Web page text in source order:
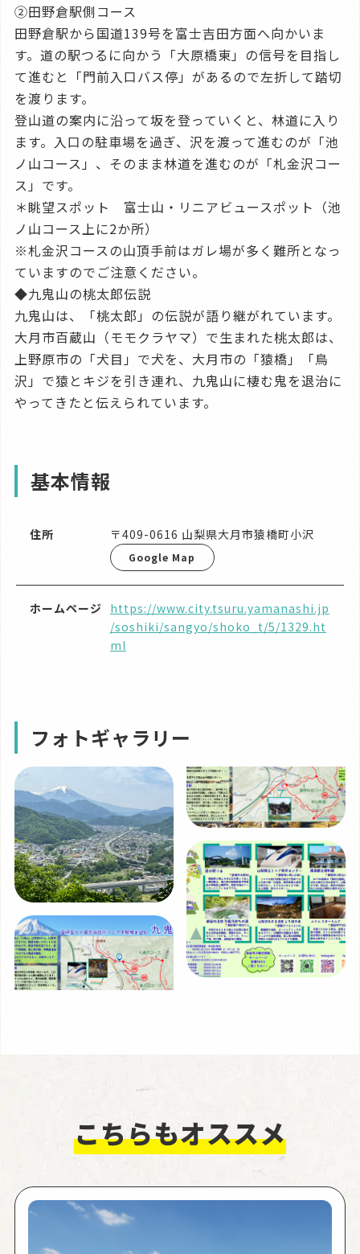
②田野倉駅側コース
田野倉駅から国道139号を富士吉田方面へ向かいま
す。道の駅つるに向かう「大原橋東」の信号を目指し
て進むと「門前入口バス停」があるので左折して踏切
を渡ります。
登山道の案内に沿って坂を登っていくと、林道に入り
ます。入口の駐車場を過ぎ、沢を渡って進むのが「池
ノ山コース」、そのまま林道を進むのが「札金沢コー
ス」です。
＊眺望スポット 富士山・リニアビュースポット（池
ノ山コース上に2か所）
※札金沢コースの山頂手前はガレ場が多く難所となっ
ていますのでご注意ください。
◆九鬼山の桃太郎伝説
九鬼山は、「桃太郎」の伝説が語り継がれています。
大月市百蔵山（モモクラヤマ）で生まれた桃太郎は、
上野原市の「犬目」で犬を、大月市の「猿橋」「鳥
沢」で猿とキジを引き連れ、九鬼山に棲む鬼を退治に
やってきたと伝えられています。
基本情報
住所 〒409-0616 山梨県大月市猿橋町小沢
Google Map
ホームページ https://www.city.tsuru.yamanashi.jp
/soshiki/sangyo/shoko_t/5/1329.ht
ml
フォトギャラリー
こちらもオススメ